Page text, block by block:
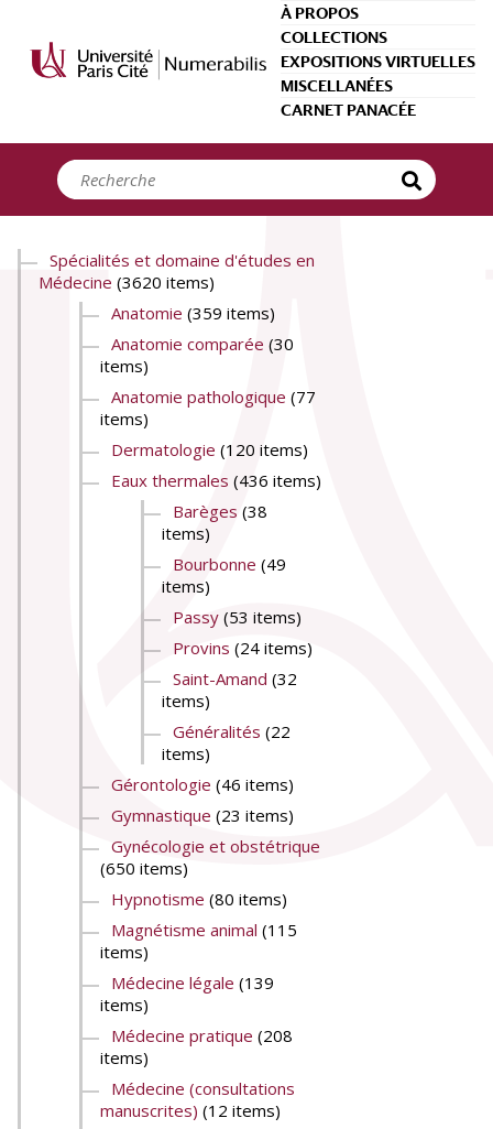
À PROPOS
COLLECTIONS
EXPOSITIONS VIRTUELLES
MISCELLANÉES
CARNET PANACÉE
Spécialités et domaine d'études en
Médecine (3620 items)
Anatomie (359 items)
Anatomie comparée (30
items)
Anatomie pathologique (77
items)
Dermatologie (120 items)
Eaux thermales (436 items)
Barèges (38
items)
Bourbonne (49
items)
Passy(53 items)
Provins (24 items)
Saint-Amand (32
items)
Généralités (22
items)
Gérontologie (46 items)
Gymnastique (23 items)
Gynécologie et obstétrique
(650 items)
Hypnotisme (80 items)
Magnétisme animal (115
items)
Médecine légale (139
items)
Médecine pratique (208
items)
Médecine (consultations
manuscrites) (12 items)